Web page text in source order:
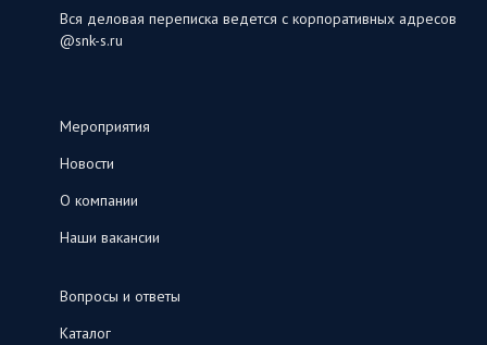
Вся деловая переписка ведется с корпоративных адресов
@snk-s.ru
Мероприятия
Новости
О компании
Наши вакансии
Вопросы и ответы
Каталог